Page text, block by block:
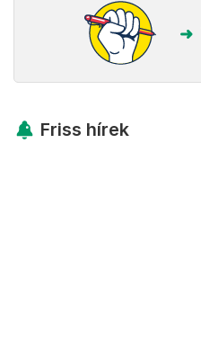
Friss hírek